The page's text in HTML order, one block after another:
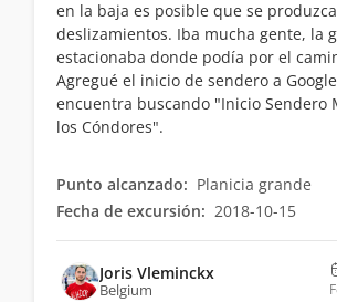
en la baja es posible que se
deslizamientos. Iba mucha gente, la
estacionaba donde podía por el
Agregué el inicio de sendero a
encuentra buscando "Inicio Sendero
los Cóndores".
Punto alcanzado: Planicia grande
Fecha de excursión: 2018-10-15
Joris Vleminckx
Belgium